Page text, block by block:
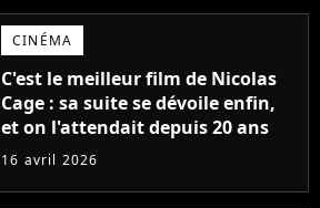
CINÉMA
C'est le meilleur film de Nicolas
Cage : sa suite se dévoile enfin,
et on l'attendait depuis 20 ans
16 avril 2026